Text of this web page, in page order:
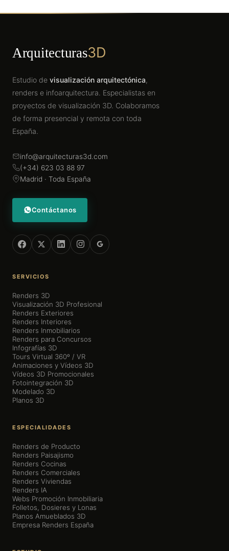
Arquitecturas3D
Estudio de visualización arquitectónica,
renders e infoarquitectura. Especialistas en
proyectos de visualización 3D. Colaboramos
de forma presencial y remota con toda
España.
info@arquitecturas3d.com
(+34) 623 03 88 97
Madrid · Toda España
Contáctanos
SERVICIOS
Renders 3D
Visualización 3D Profesional
Renders Exteriores
Renders Interiores
Renders Inmobiliarios
Renders para Concursos
Infografías 3D
Tours Virtual 360º / VR
Animaciones y Vídeos 3D
Vídeos 3D Promocionales
Fotointegración 3D
Modelado 3D
Planos 3D
ESPECIALIDADES
Renders de Producto
Renders Paisajismo
Renders Cocinas
Renders Comerciales
Renders Viviendas
Renders IA
Webs Promoción Inmobiliaria
Folletos, Dosieres y Lonas
Planos Amueblados 3D
Empresa Renders España